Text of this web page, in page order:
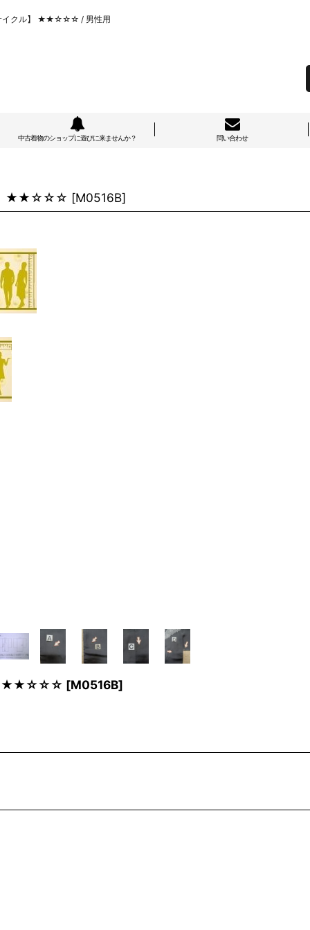
サイクル】 ★★☆☆☆ / 男性用
中古着物のショップに遊びに来ませんか？ 問い合わせ
ル】 ★★☆☆☆ [M0516B]
】 ★★☆☆☆ [M0516B]